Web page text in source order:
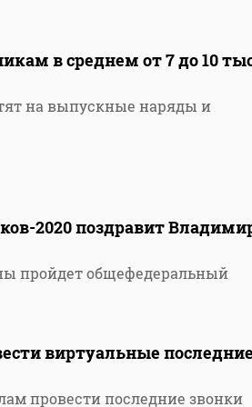
в среднем от 7 до 10
на выпускные наряды и
2020 поздравит
пройдет общефедеральный
виртуальные последние
провести последние звонки